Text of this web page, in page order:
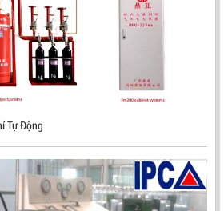
NỔ CHỐNG NƯỚC UV/IR- UX300
KHẨU HÀN QUỐC
LIÊN HỆ
Tự Động